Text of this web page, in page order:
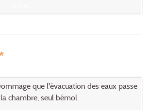
que l'évacuation des eaux passe
chambre, seul bémol.